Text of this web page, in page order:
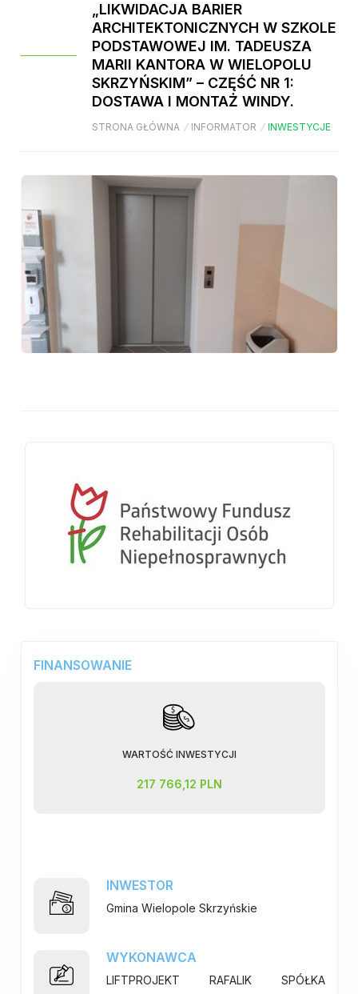
„LIKWIDACJA BARIER
ARCHITEKTONICZNYCH W SZKOLE
PODSTAWOWEJ IM. TADEUSZA
MARII KANTORA W WIELOPOLU
SKRZYŃSKIM” – CZĘŚĆ NR 1:
DOSTAWA I MONTAŻ WINDY.
STRONA GŁÓWNA / INFORMATOR / INWESTYCJE
FINANSOWANIE
WARTOŚĆ INWESTYCJI
217 766,12 PLN
INWESTOR
Gmina Wielopole Skrzyńskie
WYKONAWCA
LIFTPROJEKT RAFALIK SPÓŁKA